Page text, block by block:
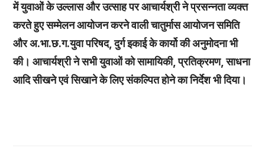
में युवाओं के उल्लास और उत्साह पर आचार्यश्री ने प्रसन्नता व्यक्त
करते हुए सम्मेलन आयोजन करने वाली चातुर्मास आयोजन समिति
और अ.भा.छ.ग.युवा परिषद, दुर्ग इकाई के कार्यो की अनुमोदना भी
की। आचार्यश्री ने सभी युवाओं को सामायिकी, प्रतिक्रमण, साधना
आदि सीखने एवं सिखाने के लिए संकल्पित होने का निर्देश भी दिया।